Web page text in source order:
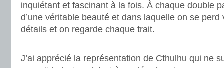
inquiétant et fascinant à la fois. À chaque double
d’une véritable beauté et dans laquelle on se
détails et on regarde chaque trait.
J’ai apprécié la représentation de Cthulhu qui ne